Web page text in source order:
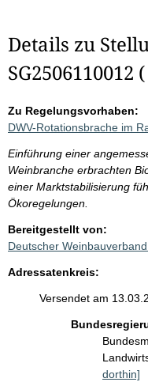
Details zu
SG2506110012 (
Zu Regelungsvorhaben:
DWV-Rotationsbrache im
Einführung einer
Weinbranche erbrachten
einer Marktstabilisierung
Ökoregelungen.
Bereitgestellt von:
Deutscher
Adressatenkreis:
Versendet am
dorthin]